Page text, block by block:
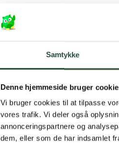
Samtykke
Denne hjemmeside bruger
Vi bruger cookies til at tilpasse
vores trafik. Vi deler også
annonceringspartnere og
dem, eller som de har indsamlet